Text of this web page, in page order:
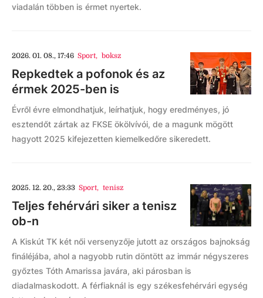
viadalán többen is érmet nyertek.
2026. 01. 08., 17:46 Sport, boksz
Repkedtek a pofonok és az
érmek 2025-ben is
Évről évre elmondhatjuk, leírhatjuk, hogy eredményes, jó
esztendőt zártak az FKSE ökölvívói, de a magunk mögött
hagyott 2025 kifejezetten kiemelkedőre sikeredett.
2025. 12. 20., 23:33 Sport, tenisz
Teljes fehérvári siker a tenisz
ob-n
A Kiskút TK két női versenyzője jutott az országos bajnokság
fináléjába, ahol a nagyobb rutin döntött az immár négyszeres
győztes Tóth Amarissa javára, aki párosban is
diadalmaskodott. A férfiaknál is egy székesfehérvári egység